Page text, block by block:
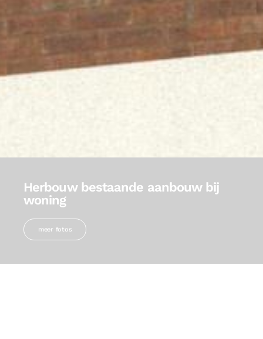
Herbouw bestaande aanbouw bij
woning
meer fotos